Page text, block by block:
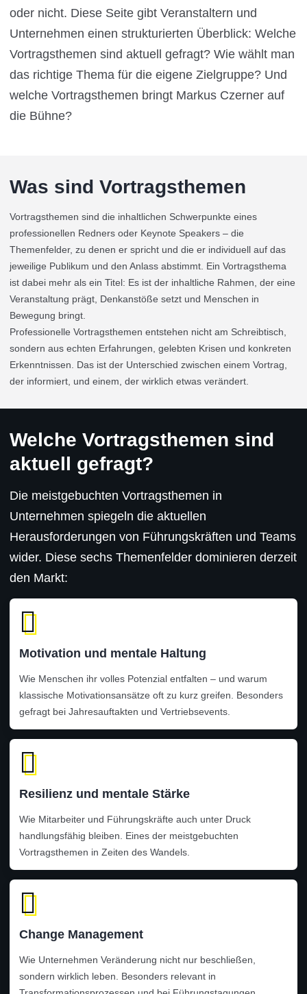
oder nicht. Diese Seite gibt Veranstaltern und
Unternehmen einen strukturierten Überblick: Welche
Vortragsthemen sind aktuell gefragt? Wie wählt man
das richtige Thema für die eigene Zielgruppe? Und
welche Vortragsthemen bringt Markus Czerner auf
die Bühne?
Was sind Vortragsthemen
Vortragsthemen sind die inhaltlichen Schwerpunkte eines
professionellen Redners oder Keynote Speakers – die
Themenfelder, zu denen er spricht und die er individuell auf das
jeweilige Publikum und den Anlass abstimmt. Ein Vortragsthema
ist dabei mehr als ein Titel: Es ist der inhaltliche Rahmen, der eine
Veranstaltung prägt, Denkanstöße setzt und Menschen in
Bewegung bringt.
Professionelle Vortragsthemen entstehen nicht am Schreibtisch,
sondern aus echten Erfahrungen, gelebten Krisen und konkreten
Erkenntnissen. Das ist der Unterschied zwischen einem Vortrag,
der informiert, und einem, der wirklich etwas verändert.
Welche Vortragsthemen sind
aktuell gefragt?
Die meistgebuchten Vortragsthemen in
Unternehmen spiegeln die aktuellen
Herausforderungen von Führungskräften und Teams
wider. Diese sechs Themenfelder dominieren derzeit
den Markt:
Motivation und mentale Haltung
Wie Menschen ihr volles Potenzial entfalten – und warum
klassische Motivationsansätze oft zu kurz greifen. Besonders
gefragt bei Jahresauftakten und Vertriebsevents.
Resilienz und mentale Stärke
Wie Mitarbeiter und Führungskräfte auch unter Druck
handlungsfähig bleiben. Eines der meistgebuchten
Vortragsthemen in Zeiten des Wandels.
Change Management
Wie Unternehmen Veränderung nicht nur beschließen,
sondern wirklich leben. Besonders relevant in